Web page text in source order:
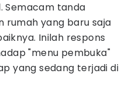
Semacam tanda
rumah yang baru saja
Inilah respons
"menu pembuka"
yang sedang terjadi di